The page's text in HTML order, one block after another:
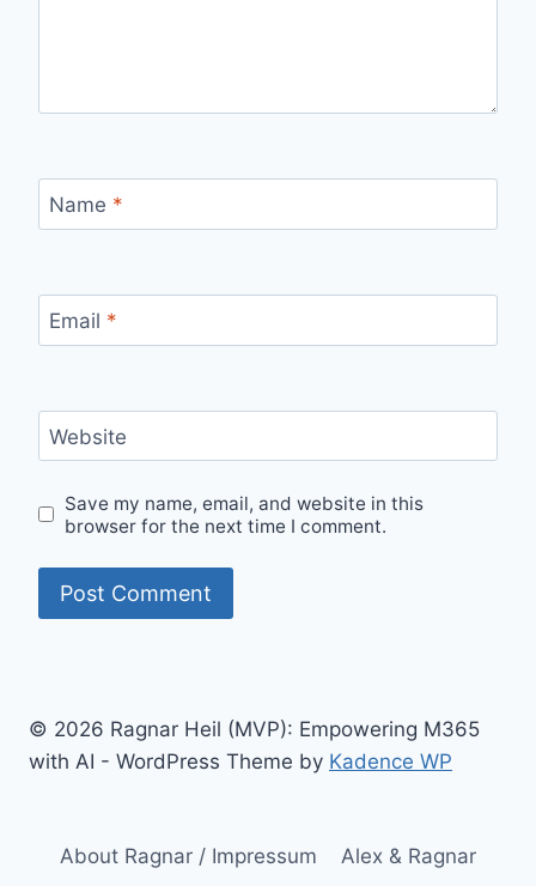
Name *
Email *
Website
Save my name, email, and website in this
browser for the next time I comment.
© 2026 Ragnar Heil (MVP): Empowering M365
with AI - WordPress Theme by Kadence WP
About Ragnar / Impressum Alex & Ragnar